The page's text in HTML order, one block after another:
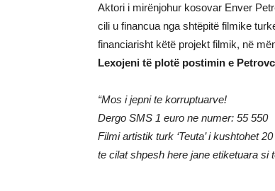
Aktori i mirënjohur kosovar Enver
cili u financua nga shtëpitë filmike
financiarisht këtë projekt filmik, në
Lexojeni të plotë postimin e
“Mos i jepni te korruptuarve!
Dergo SMS 1 euro ne numer: 55 550
Filmi artistik turk ‘Teuta’ i kushtohet
te cilat shpesh here jane etiketuara si